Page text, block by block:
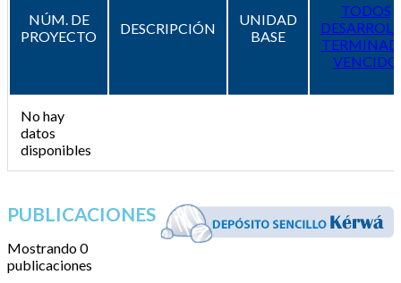
NÚM. DE
PROYECTO
DESCRIPCIÓN
UNIDAD
BASE
TODOS
VENCIDO
No hay
datos
disponibles
PUBLICACIONES
Mostrando 0
publicaciones